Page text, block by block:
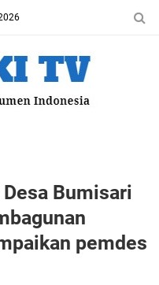
Bumisari
pemdes